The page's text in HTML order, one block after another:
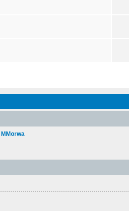
MMorwa